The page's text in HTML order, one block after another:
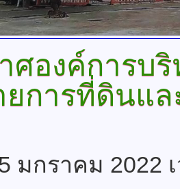
ศองค์การบ
การที่ดินแล
มกราคม 2022